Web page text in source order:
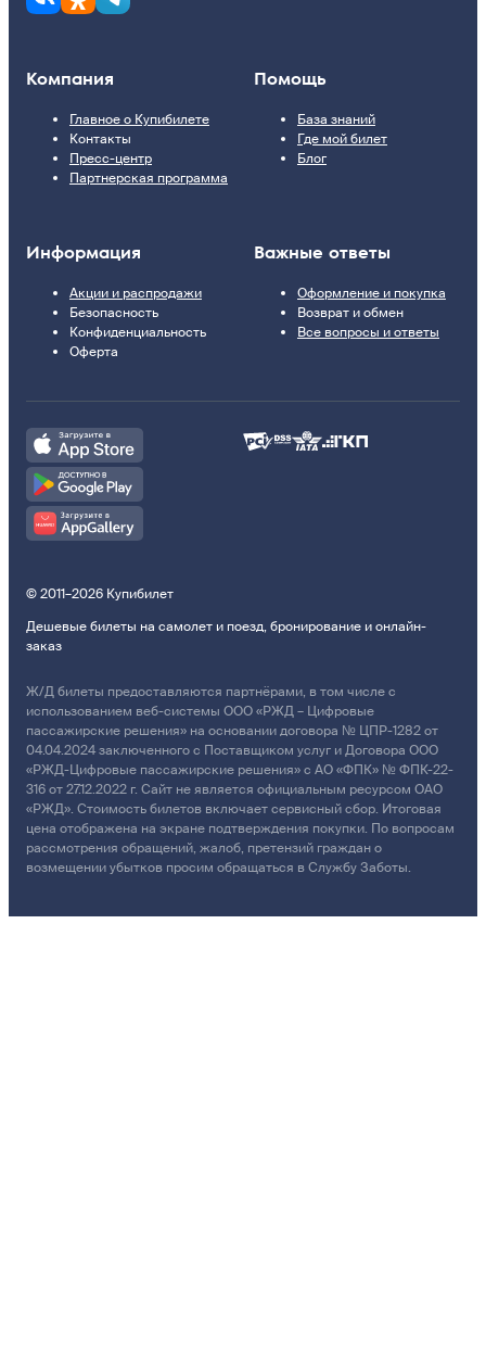
Компания
Главное о Купибилете
Контакты
Пресс-центр
Партнерская программа
Помощь
База знаний
Где мой билет
Блог
Информация
Акции и распродажи
Безопасность
Конфиденциальность
Оферта
Важные ответы
Оформление и покупка
Возврат и обмен
Все вопросы и ответы
© 2011–2026 Купибилет
Дешевые билеты на самолет и поезд, бронирование и онлайн-
заказ
Ж/Д билеты предоставляются партнёрами, в том числе с
использованием веб-системы ООО «РЖД – Цифровые
пассажирские решения» на основании договора № ЦПР-1282 от
04.04.2024 заключенного с Поставщиком услуг и Договора ООО
«РЖД-Цифровые пассажирские решения» с АО «ФПК» № ФПК-22-
316 от 27.12.2022 г. Сайт не является официальным ресурсом ОАО
«РЖД». Стоимость билетов включает сервисный сбор. Итоговая
цена отображена на экране подтверждения покупки. По вопросам
рассмотрения обращений, жалоб, претензий граждан о
возмещении убытков просим обращаться в Службу Заботы.